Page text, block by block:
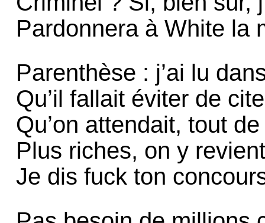
Pardonnera à White la
Parenthèse : j’ai lu
Qu’il fallait éviter de
Qu’on attendait, tout
Plus riches, on y
Je dis fuck ton